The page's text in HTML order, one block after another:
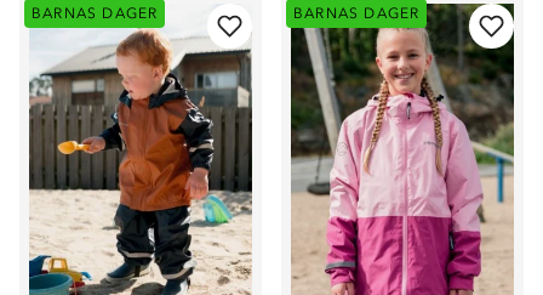
BARNAS DAGER BARNAS DAGER